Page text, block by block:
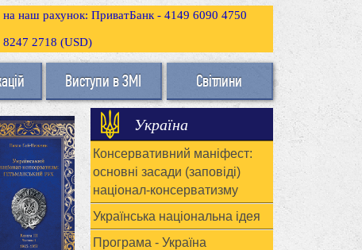
на наш рахунок: ПриватБанк - 4149 6090 4750
8247 2718 (USD)
Виступи в ЗМІ Світлини
Україна
Консервативний маніфест:
основні засади (заповіді)
націонал-консерватизму
Українська національна ідея
Програма - Україна